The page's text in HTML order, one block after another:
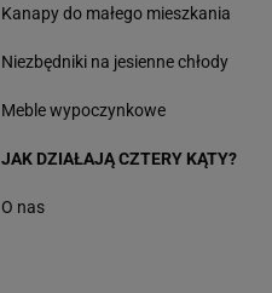
Kanapy do małego mieszkania
Niezbędniki na jesienne chłody
Meble wypoczynkowe
JAK DZIAŁAJĄ CZTERY KĄTY?
O nas